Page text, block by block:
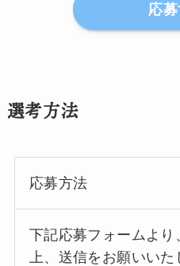
応
選考方法
応募方法
下記応募フォームよ
上、送信をお願いいた